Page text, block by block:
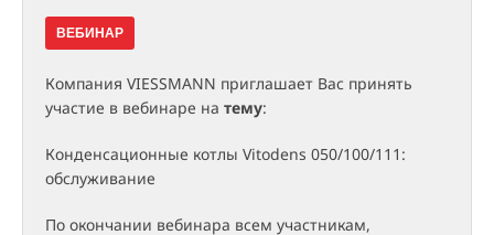
ВЕБИНАР
Компания VIESSMANN приглашает Вас принять
участие в вебинаре на тему:
Конденсационные котлы Vitodens 050/100/111:
обслуживание
По окончании вебинара всем участникам,